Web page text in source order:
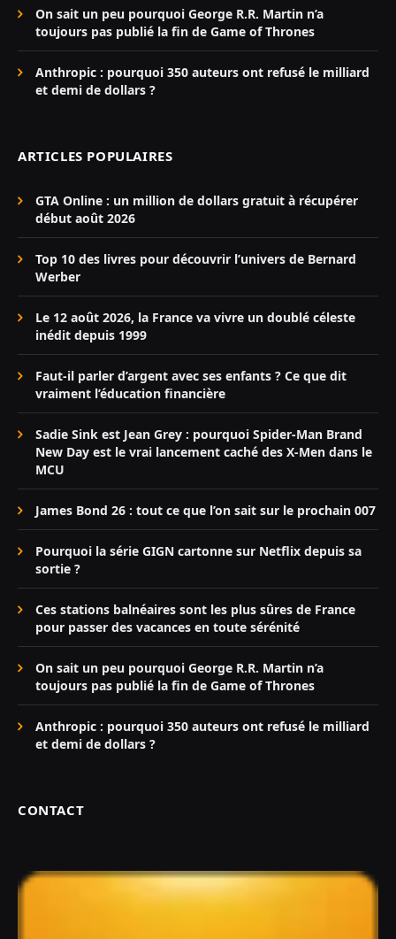
On sait un peu pourquoi George R.R. Martin n’a
toujours pas publié la fin de Game of Thrones
Anthropic : pourquoi 350 auteurs ont refusé le milliard
et demi de dollars ?
ARTICLES POPULAIRES
GTA Online : un million de dollars gratuit à récupérer
début août 2026
Top 10 des livres pour découvrir l’univers de Bernard
Werber
Le 12 août 2026, la France va vivre un doublé céleste
inédit depuis 1999
Faut-il parler d’argent avec ses enfants ? Ce que dit
vraiment l’éducation financière
Sadie Sink est Jean Grey : pourquoi Spider-Man Brand
New Day est le vrai lancement caché des X-Men dans le
MCU
James Bond 26 : tout ce que l’on sait sur le prochain 007
Pourquoi la série GIGN cartonne sur Netflix depuis sa
sortie ?
Ces stations balnéaires sont les plus sûres de France
pour passer des vacances en toute sérénité
On sait un peu pourquoi George R.R. Martin n’a
toujours pas publié la fin de Game of Thrones
Anthropic : pourquoi 350 auteurs ont refusé le milliard
et demi de dollars ?
CONTACT